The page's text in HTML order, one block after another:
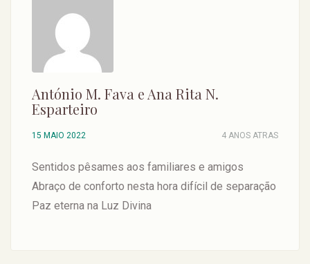
António M. Fava e Ana Rita N.
Esparteiro
15 MAIO 2022 4 ANOS ATRAS
Sentidos pêsames aos familiares e amigos
Abraço de conforto nesta hora difícil de separação
Paz eterna na Luz Divina